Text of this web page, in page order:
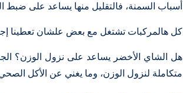
أسباب السمنة، فالتقليل منها يساعد على ضبط
كل هالمركبات تشتغل مع بعض علشان تعطينا
هل الشاي الأخضر يساعد على نزول الوزن؟
متكاملة لنزول الوزن، وما يغني عن الأكل